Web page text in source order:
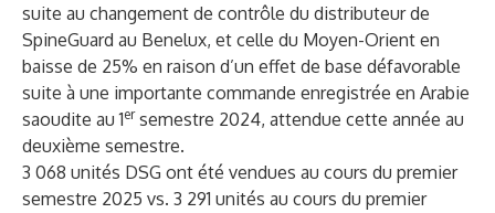
suite au changement de contrôle du distributeur de
SpineGuard au Benelux, et celle du Moyen-Orient en
baisse de 25% en raison d’un effet de base défavorable
suite à une importante commande enregistrée en Arabie
saoudite au 1ersemestre 2024, attendue cette année au
deuxième semestre.
3 068 unités DSG ont été vendues au cours du premier
semestre 2025 vs. 3 291 unités au cours du premier